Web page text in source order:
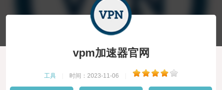
vpm加速器官网
工具 时间：2023-11-06